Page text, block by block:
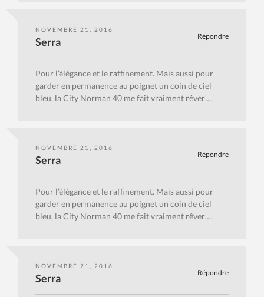
NOVEMBRE 21, 2016
Répondre
Serra
Pour l’élégance et le raffinement. Mais aussi pour
garder en permanence au poignet un coin de ciel
bleu, la City Norman 40 me fait vraiment rêver….
NOVEMBRE 21, 2016
Répondre
Serra
Pour l’élégance et le raffinement. Mais aussi pour
garder en permanence au poignet un coin de ciel
bleu, la City Norman 40 me fait vraiment rêver….
NOVEMBRE 21, 2016
Répondre
Serra